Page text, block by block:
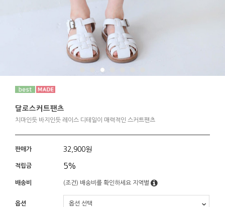
달로스커트팬츠
치마인듯 바지인듯 레이스 디테일이 매력적인 스커트팬츠
판매가 32,900원
적립금 5%
배송비 (조건) 배송비를 확인하세요 지역별
옵션